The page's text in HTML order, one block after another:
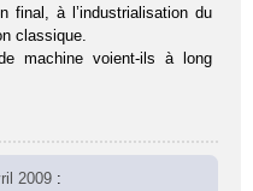
final, à l’industrialisation du
classique.
machine voient-ils à long
2009 :